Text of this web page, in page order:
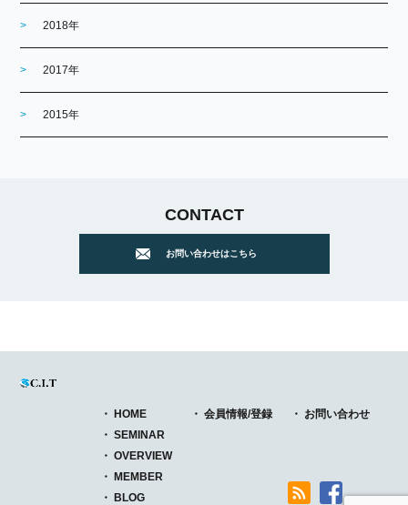
2018年
2017年
2015年
CONTACT
お問い合わせはこちら
HOME
SEMINAR
OVERVIEW
MEMBER
BLOG
会員情報/登録 お問い合わせ